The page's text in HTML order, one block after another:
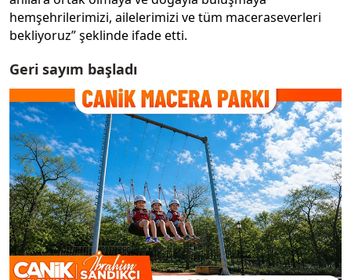
hemşehrilerimizi, ailelerimizi ve tüm maceraseverleri
bekliyoruz” şeklinde ifade etti.
Geri sayım başladı